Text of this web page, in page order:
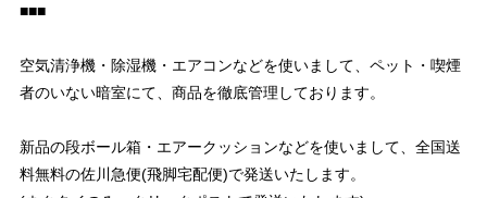
■■■
空気清浄機・除湿機・エアコンなどを使いまして、ペット・喫煙
者のいない暗室にて、商品を徹底管理しております。
新品の段ボール箱・エアークッションなどを使いまして、全国送
料無料の佐川急便(飛脚宅配便)で発送いたします。